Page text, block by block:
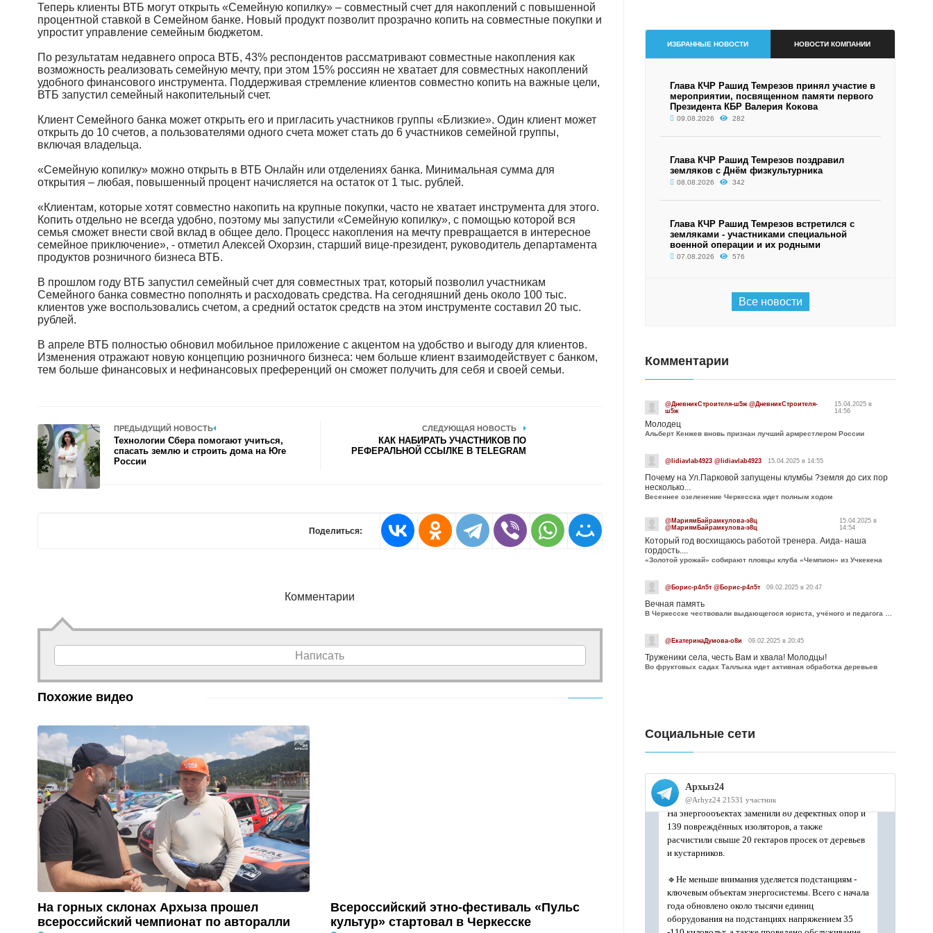
Теперь клиенты ВТБ могут открыть «Семейную копилку» – совместный счет для накоплений с повышенной
процентной ставкой в Семейном банке. Новый продукт позволит прозрачно копить на совместные покупки и
упростит управление семейным бюджетом.
По результатам недавнего опроса ВТБ, 43% респондентов рассматривают совместные накопления как
возможность реализовать семейную мечту, при этом 15% россиян не хватает для совместных накоплений
удобного финансового инструмента. Поддерживая стремление клиентов совместно копить на важные цели,
ВТБ запустил семейный накопительный счет.
Клиент Семейного банка может открыть его и пригласить участников группы «Близкие». Один клиент может
открыть до 10 счетов, а пользователями одного счета может стать до 6 участников семейной группы,
включая владельца.
«Семейную копилку» можно открыть в ВТБ Онлайн или отделениях банка. Минимальная сумма для
открытия – любая, повышенный процент начисляется на остаток от 1 тыс. рублей.
«Клиентам, которые хотят совместно накопить на крупные покупки, часто не хватает инструмента для этого.
Копить отдельно не всегда удобно, поэтому мы запустили «Семейную копилку», с помощью которой вся
семья сможет внести свой вклад в общее дело. Процесс накопления на мечту превращается в интересное
семейное приключение», - отметил Алексей Охорзин, старший вице-президент, руководитель департамента
продуктов розничного бизнеса ВТБ.
В прошлом году ВТБ запустил семейный счет для совместных трат, который позволил участникам
Семейного банка совместно пополнять и расходовать средства. На сегодняшний день около 100 тыс.
клиентов уже воспользовались счетом, а средний остаток средств на этом инструменте составил 20 тыс.
рублей.
В апреле ВТБ полностью обновил мобильное приложение с акцентом на удобство и выгоду для клиентов.
Изменения отражают новую концепцию розничного бизнеса: чем больше клиент взаимодействует с банком,
тем больше финансовых и нефинансовых преференций он сможет получить для себя и своей семьи.
ПРЕДЫДУЩИЙ НОВОСТЬ
Технологии Сбера помогают учиться,
спасать землю и строить дома на Юге
России
СЛЕДУЮЩАЯ НОВОСТЬ
КАК НАБИРАТЬ УЧАСТНИКОВ ПО
РЕФЕРАЛЬНОЙ ССЫЛКЕ В TELEGRAM
Поделиться:
Комментарии
Написать
Похожие видео
На горных склонах Архыза прошел
всероссийский чемпионат по авторалли
Всероссийский этно-фестиваль «Пульс
культур» стартовал в Черкесске
ИЗБРАННЫЕ НОВОСТИ НОВОСТИ КОМПАНИИ
Глава КЧР Рашид Темрезов принял участие в
мероприятии, посвященном памяти первого
Президента КБР Валерия Кокова
09.08.2026 282
Глава КЧР Рашид Темрезов поздравил
земляков с Днём физкультурника
08.08.2026 342
Глава КЧР Рашид Темрезов встретился с
земляками - участниками специальной
военной операции и их родными
07.08.2026 576
Все новости
Комментарии
@ДневникСтроителя-ш5ж @ДневникСтроителя-
ш5ж
15.04.2025 в
14:56
Молодец
Альберт Кенжев вновь признан лучший армрестлером России
@lidiavlab4923 @lidiavlab4923 15.04.2025 в 14:55
Почему на Ул.Парковой запущены клумбы ?земля до сих пор
несколько...
Весеннее озеленение Черкесска идет полным ходом
@МариямБайрамкулова-э8ц
@МариямБайрамкулова-э8ц
15.04.2025 в
14:54
Который год восхищаюсь работой тренера. Аида- наша
гордость....
«Золотой урожай» собирают пловцы клуба «Чемпион» из Учкекена
@Борис-р4л5т @Борис-р4л5т 09.02.2025 в 20:47
Вечная память
@ЕкатеринаДумова-о8и 09.02.2025 в 20:45
Труженики села, честь Вам и хвала! Молодцы!
Во фруктовых садах Таллыка идет активная обработка деревьев
Социальные сети